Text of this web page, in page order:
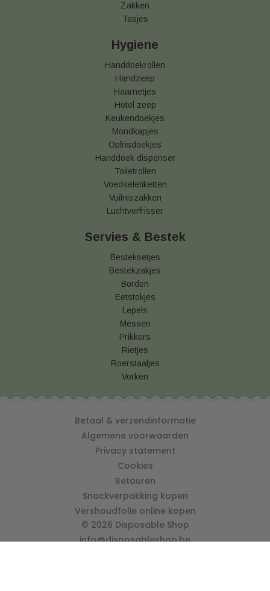
Zakken
Tasjes
Hygiene
Handdoekrollen
Handzeep
Haarnetjes
Hotel zeep
Keukendoekjes
Mondkapjes
Opfrisdoekjes
Handdoek dispenser
Toiletrollen
Voedseletiketten
Vuilniszakken
Luchtverfrisser
Servies & Bestek
Besteksetjes
Bestekzakjes
Borden
Eetstokjes
Lepels
Messen
Prikkers
Rietjes
Roerstaafjes
Vorken
Betaal & verzendinformatie
Algemene voorwaarden
Privacy statement
Cookies
Retouren
Snackverpakking kopen
Vershoudfolie online kopen
© 2026 Disposable Shop
info@disposableshop.be